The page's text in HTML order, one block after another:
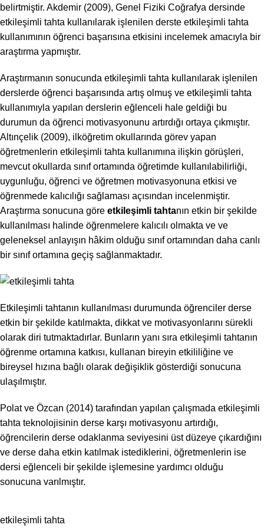
belirtmiştir. Akdemir (2009), Genel Fiziki Coğrafya dersinde
etkileşimli tahta kullanılarak işlenilen derste etkileşimli tahta
kullanımının öğrenci başarısına etkisini incelemek amacıyla bir
araştırma yapmıştır.
Araştırmanın sonucunda etkileşimli tahta kullanılarak işlenilen
derslerde öğrenci başarısında artış olmuş ve etkileşimli tahta
kullanımıyla yapılan derslerin eğlenceli hale geldiği bu
durumun da öğrenci motivasyonunu artırdığı ortaya çıkmıştır.
Altınçelik (2009), ilköğretim okullarında görev yapan
öğretmenlerin etkileşimli tahta kullanımına ilişkin görüşleri,
mevcut okullarda sınıf ortamında öğretimde kullanılabilirliği,
uygunluğu, öğrenci ve öğretmen motivasyonuna etkisi ve
öğrenmede kalıcılığı sağlaması açısından incelenmiştir.
Araştırma sonucuna göre etkileşimli tahtanın etkin bir şekilde
kullanılması halinde öğrenmelere kalıcılı olmakta ve ve
geleneksel anlayışın hâkim olduğu sınıf ortamından daha canlı
bir sınıf ortamına geçiş sağlanmaktadır.
Etkileşimli tahtanın kullanılması durumunda öğrenciler derse
etkin bir şekilde katılmakta, dikkat ve motivasyonlarını sürekli
olarak diri tutmaktadırlar. Bunların yanı sıra etkileşimli tahtanın
öğrenme ortamına katkısı, kullanan bireyin etkililiğine ve
bireysel hızına bağlı olarak değişiklik gösterdiği sonucuna
ulaşılmıştır.
Polat ve Özcan (2014) tarafından yapılan çalışmada etkileşimli
tahta teknolojisinin derse karşı motivasyonu artırdığı,
öğrencilerin derse odaklanma seviyesini üst düzeye çıkardığını
ve derse daha etkin katılmak istediklerini, öğretmenlerin ise
dersi eğlenceli bir şekilde işlemesine yardımcı olduğu
sonucuna varılmıştır.
etkileşimli tahta